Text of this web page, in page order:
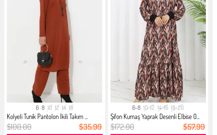
6 8 10 12 14 18
Kolyeli Tunik Pantolon İkili Takım ...
$100.00 $35.99
6-8 10-12 14-16 18-20
Şifon Kumaş Yaprak Desenli Elbise 0...
$172.00 $57.99